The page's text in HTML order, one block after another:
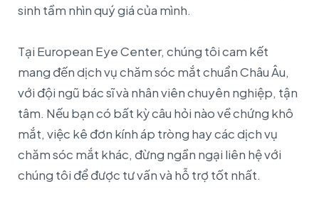
sinh tầm nhìn quý giá của mình.
Tại European Eye Center, chúng tôi cam kết
mang đến dịch vụ chăm sóc mắt chuẩn Châu Âu,
với đội ngũ bác sĩ và nhân viên chuyên nghiệp, tận
tâm. Nếu bạn có bất kỳ câu hỏi nào về chứng khô
mắt, việc kê đơn kính áp tròng hay các dịch vụ
chăm sóc mắt khác, đừng ngần ngại liên hệ với
chúng tôi để được tư vấn và hỗ trợ tốt nhất.